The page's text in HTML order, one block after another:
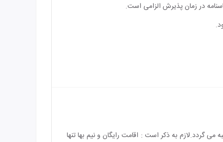
در زمان پذیرش الزامی است.
رایگان می باشد و هزینه ی اقامت کودک بالای 3 سال به طور کامل محاسبه می گردد.لازم به ذکر است : اقامت رایگان و نیم بها تنها